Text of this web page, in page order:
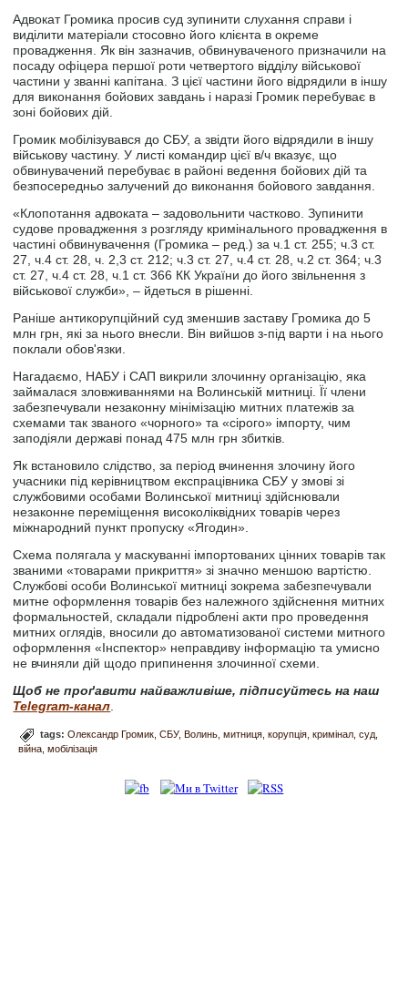
Адвокат Громика просив суд зупинити слухання справи і
виділити матеріали стосовно його клієнта в окреме
провадження. Як він зазначив, обвинуваченого призначили на
посаду офіцера першої роти четвертого відділу військової
частини у званні капітана. З цієї частини його відрядили в іншу
для виконання бойових завдань і наразі Громик перебуває в
зоні бойових дій.
Громик мобілізувався до СБУ, а звідти його відрядили в іншу
військову частину. У листі командир цієї в/ч вказує, що
обвинувачений перебуває в районі ведення бойових дій та
безпосередньо залучений до виконання бойового завдання.
«Клопотання адвоката – задовольнити частково. Зупинити
судове провадження з розгляду кримінального провадження в
частині обвинувачення (Громика – ред.) за ч.1 ст. 255; ч.3 ст.
27, ч.4 ст. 28, ч. 2,3 ст. 212; ч.3 ст. 27, ч.4 ст. 28, ч.2 ст. 364; ч.3
ст. 27, ч.4 ст. 28, ч.1 ст. 366 КК України до його звільнення з
військової служби», – йдеться в рішенні.
Раніше антикорупційний суд зменшив заставу Громика до 5
млн грн, які за нього внесли. Він вийшов з-під варти і на нього
поклали обов'язки.
Нагадаємо, НАБУ і САП викрили злочинну організацію, яка
займалася зловживаннями на Волинській митниці. Її члени
забезпечували незаконну мінімізацію митних платежів за
схемами так званого «чорного» та «сірого» імпорту, чим
заподіяли державі понад 475 млн грн збитків.
Як встановило слідство, за період вчинення злочину його
учасники під керівництвом експрацівника СБУ у змові зі
службовими особами Волинської митниці здійснювали
незаконне переміщення високоліквідних товарів через
міжнародний пункт пропуску «Ягодин».
Схема полягала у маскуванні імпортованих цінних товарів так
званими «товарами прикриття» зі значно меншою вартістю.
Службові особи Волинської митниці зокрема забезпечували
митне оформлення товарів без належного здійснення митних
формальностей, складали підроблені акти про проведення
митних оглядів, вносили до автоматизованої системи митного
оформлення «Інспектор» неправдиву інформацію та умисно
не вчиняли дій щодо припинення злочинної схеми.
Щоб не проґавити найважливіше, підписуйтесь на наш
Telegram-канал
tags:Олександр Громик СБУ Волинь митниця корупція кримінал суд
війна мобілізація